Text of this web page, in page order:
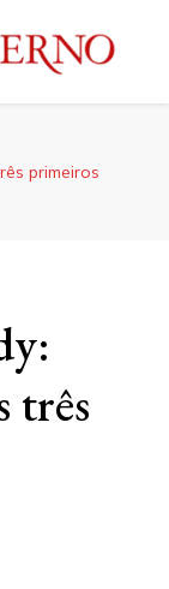
primeiros
três